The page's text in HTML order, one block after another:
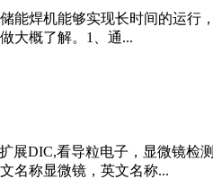
能焊机能够实现长时间的运行
大概了解。1、通...
展DIC,看导粒电子，显微镜检
名称显微镜，英文名称...